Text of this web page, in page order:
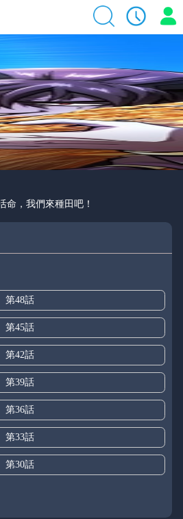
，我們來種田吧！
第48話
第45話
第42話
第39話
第36話
第33話
第30話